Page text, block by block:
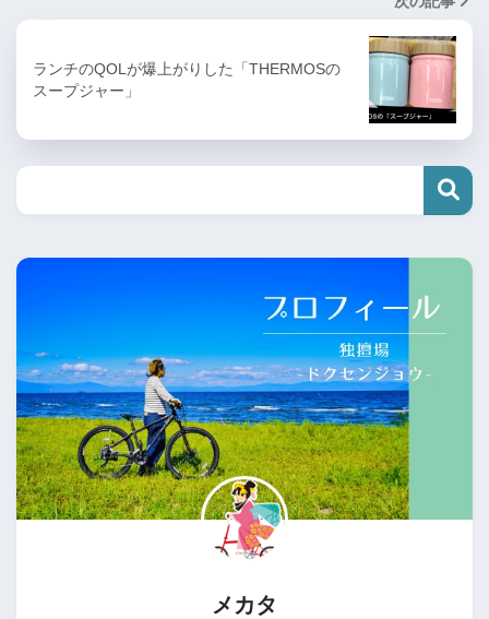
ランチのQOLが爆上がりした「THERMOSの
スープジャー」
メカタ